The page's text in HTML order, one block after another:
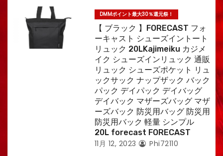
DMMポイント最大30％還元祭！
【 ブラック 】FORECAST フォ
ーキャスト シューズイントート
リュック 20LKajimeiku カジメ
イク シューズインリュック 通販
リュック シューズポケット リュ
ックサック ナップザック バック
パック デイパック デイバッグ
デイバック マザーズバッグ マザ
ーズバック 防災用バッグ 防災用
防災用バック 軽量 シンプル
20L forecast FORECAST
11月 12, 2023 Phi72110